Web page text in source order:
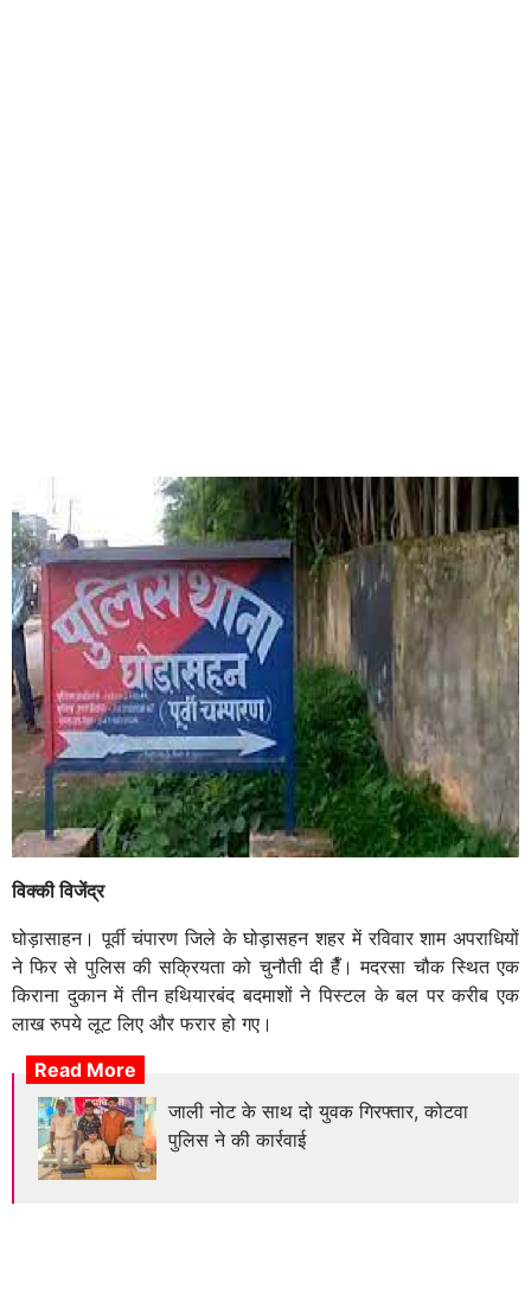
विक्की विजेंद्र
घोड़ासाहन। पूर्वी चंपारण जिले के घोड़ासहन शहर में रविवार शाम अपराधियों
ने फिर से पुलिस की सक्रियता को चुनौती दी हैँ। मदरसा चौक स्थित एक
किराना दुकान में तीन हथियारबंद बदमाशों ने पिस्टल के बल पर करीब एक
लाख रुपये लूट लिए और फरार हो गए।
Read More
जाली नोट के साथ दो युवक गिरफ्तार, कोटवा
पुलिस ने की कार्रवाई